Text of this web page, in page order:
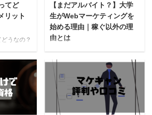
るイメー
！ with
ら！
き方は？
マーケタ
すよね。
と他のWebマーケティングスクー
ルと料金やカリキュラムの違いに
ついて解説していきます。 料金
だけでなく、自分が何を学びたい
ください。 withマーケの他の記
事はこちら！ 下表では、withマ
ーケを他のW ...
てど
リット
うなの？
せんか？
ングスクー
以上する
会すべきな
すよね。
マーケ
【まだアルバイト？】大学
生がWebマーケティングを
始める理由｜稼ぐ以外の理
由とは
大学生でもWebマーケティングっ
てできるの？ 就活に役に立つス
キルを身につけたい！ 就活を目
前にして、自分に実績や経験がな
い中、とても焦っている大学生も
多いのではないでしょうか。 大
学の授業やサークルが忙しいし、